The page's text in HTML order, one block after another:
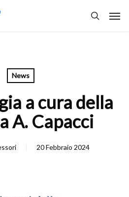
search
News
a cura della
A. Capacci
20 Febbraio 2024